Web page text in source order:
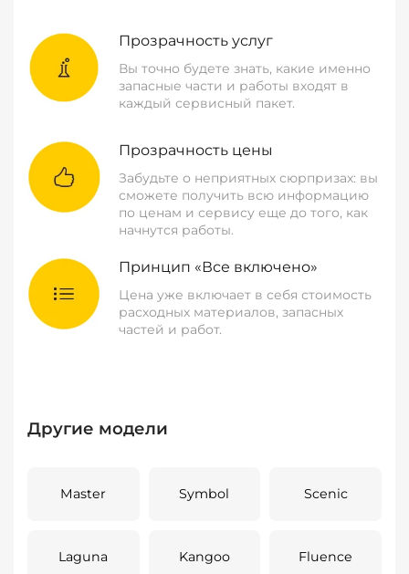
Прозрачность услуг
Вы точно будете знать, какие именно
запасные части и работы входят в
каждый сервисный пакет.
Прозрачность цены
Забудьте о неприятных сюрпризах: вы
сможете получить всю информацию
по ценам и сервису еще до того, как
начнутся работы.
Принцип «Все включено»
Цена уже включает в себя стоимость
расходных материалов, запасных
частей и работ.
Другие модели
Master Symbol Scenic
Laguna Kangoo Fluence